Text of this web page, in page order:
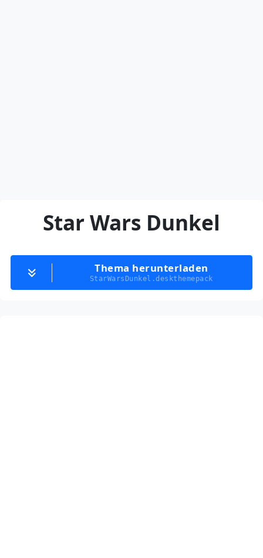
Star Wars Dunkel
Thema herunterladen
StarWarsDunkel.deskthemepack